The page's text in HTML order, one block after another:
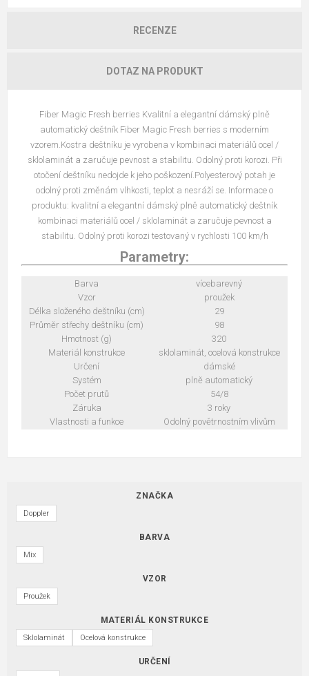
RECENZE
DOTAZ NA PRODUKT
Fiber Magic Fresh berries Kvalitní a elegantní dámský plně
automatický deštník Fiber Magic Fresh berries s moderním
vzorem.Kostra deštníku je vyrobena v kombinaci materiálů ocel /
sklolaminát a zaručuje pevnost a stabilitu. Odolný proti korozi. Při
otočení deštníku nedojde k jeho poškození.Polyesterový potah je
odolný proti změnám vlhkosti, teplot a nesráží se. Informace o
produktu: kvalitní a elegantní dámský plně automatický deštník
kombinaci materiálů ocel / sklolaminát a zaručuje pevnost a
stabilitu. Odolný proti korozi testovaný v rychlosti 100 km/h
Parametry:
Barva
vícebarevný
Vzor
proužek
Délka složeného deštníku (cm)
29
Průměr střechy deštníku (cm)
98
Hmotnost (g)
320
Materiál konstrukce
sklolaminát, ocelová konstrukce
Určení
dámské
Systém
plně automatický
Počet prutů
54/8
Záruka
3 roky
Vlastnosti a funkce
Odolný povětrnostním vlivům
ZNAČKA
Doppler
BARVA
Mix
VZOR
Proužek
MATERIÁL KONSTRUKCE
Sklolaminát Ocelová konstrukce
URČENÍ